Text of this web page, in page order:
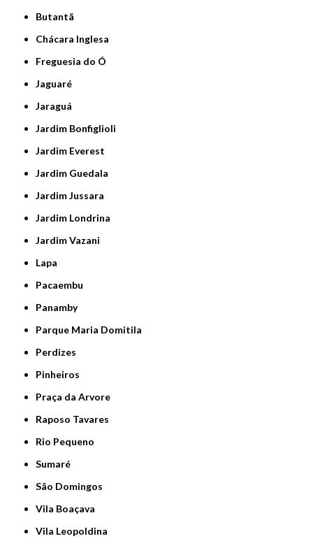
Butantã
Chácara Inglesa
Freguesia do Ó
Jaguaré
Jaraguá
Jardim Bonfiglioli
Jardim Everest
Jardim Guedala
Jardim Jussara
Jardim Londrina
Jardim Vazani
Lapa
Pacaembu
Panamby
Parque Maria Domitila
Perdizes
Pinheiros
Praça da Arvore
Raposo Tavares
Rio Pequeno
Sumaré
São Domingos
Vila Boaçava
Vila Leopoldina